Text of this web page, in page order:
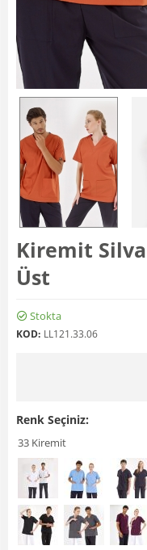
Kiremit
Üst
Stokta
KOD: LL121.33.06
Renk Seçiniz:
33 Kiremit